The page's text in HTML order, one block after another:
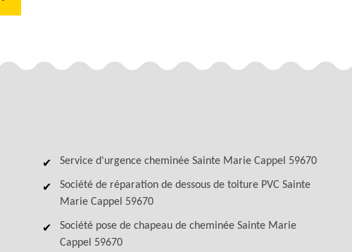
Service d'urgence cheminée Sainte Marie Cappel 59670
Société de réparation de dessous de toiture PVC Sainte
Marie Cappel 59670
Société pose de chapeau de cheminée Sainte Marie
Cappel 59670